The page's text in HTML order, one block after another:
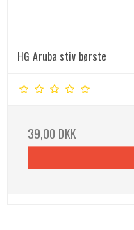
HG Aruba stiv børste
39,00 DKK